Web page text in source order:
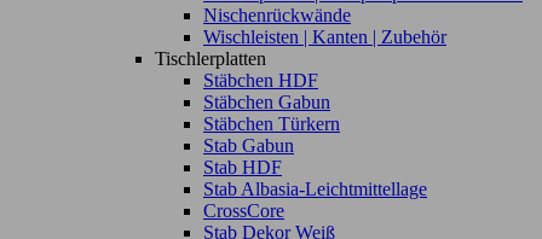
Nischenrückwände
Wischleisten | Kanten | Zubehör
Tischlerplatten
Stäbchen HDF
Stäbchen Gabun
Stäbchen Türkern
Stab Gabun
Stab HDF
Stab Albasia-Leichtmittellage
CrossCore
Stab Dekor Weiß